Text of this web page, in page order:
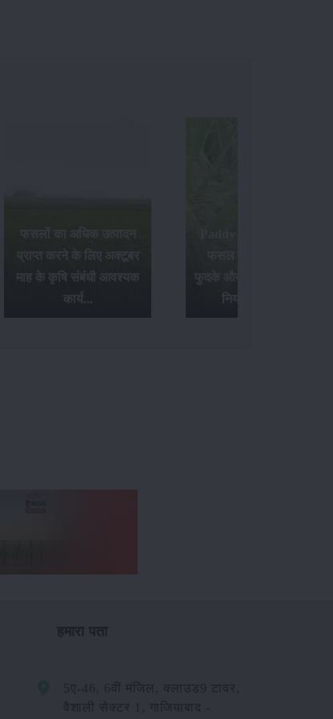
फसलों का अधिक उत्पादन
प्राप्त करने के लिए अक्टूबर
माह के कृषि संबंधी आवश्यक
कार्य...
फुदके और तना छेदक किट के
नियंत्रण उपाय...